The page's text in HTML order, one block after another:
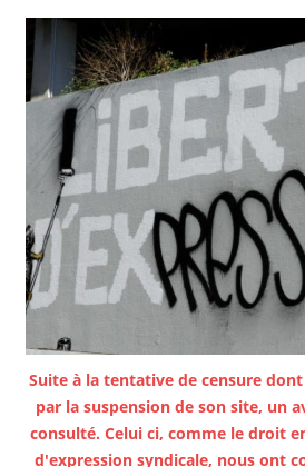
Suite à la tentative de censure
par la suspension de son site, un
consulté. Celui ci, comme le droit
d'expression syndicale, nous ont